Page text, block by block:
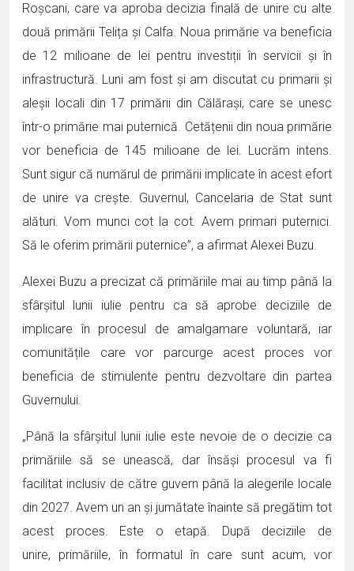
Roșcani, care va aproba decizia finală de unire cu alte
două primării Telița și Calfa. Noua primărie va beneficia
de 12 milioane de lei pentru investiții în servicii și în
infrastructură. Luni am fost și am discutat cu primarii și
aleșii locali din 17 primării din Călărași, care se unesc
într-o primărie mai puternică. Cetățenii din noua primărie
vor beneficia de 145 milioane de lei. Lucrăm intens.
Sunt sigur că numărul de primării implicate în acest efort
de unire va crește. Guvernul, Cancelaria de Stat sunt
alături. Vom munci cot la cot. Avem primari puternici.
Să le oferim primării puternice”, a afirmat Alexei Buzu.
Alexei Buzu a precizat că primăriile mai au timp până la
sfârșitul lunii iulie pentru ca să aprobe deciziile de
implicare în procesul de amalgamare voluntară, iar
comunitățile care vor parcurge acest proces vor
beneficia de stimulente pentru dezvoltare din partea
Guvernului.
„Până la sfârșitul lunii iulie este nevoie de o decizie ca
primăriile să se unească, dar însăși procesul va fi
facilitat inclusiv de către guvern până la alegerile locale
din 2027. Avem un an și jumătate înainte să pregătim tot
acest proces. Este o etapă. După deciziile de
unire, primăriile, în formatul în care sunt acum, vor